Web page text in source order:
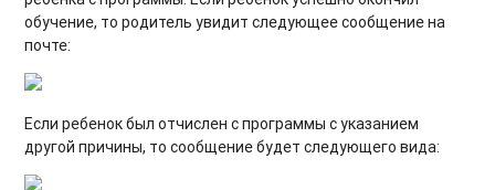
обучение, то родитель увидит следующее сообщение на
почте:
Если ребенок был отчислен с программы с указанием
другой причины, то сообщение будет следующего вида: